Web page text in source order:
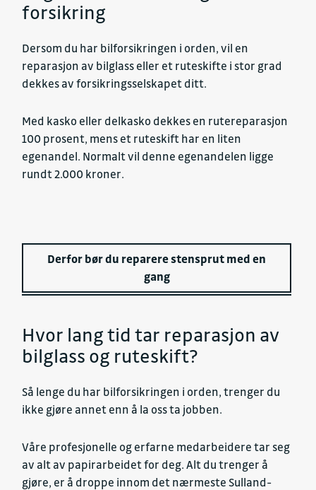
forsikring
Dersom du har bilforsikringen i orden, vil en
reparasjon av bilglass eller et ruteskifte i stor grad
dekkes av forsikringsselskapet ditt.
Med kasko eller delkasko dekkes en rutereparasjon
100 prosent, mens et ruteskift har en liten
egenandel. Normalt vil denne egenandelen ligge
rundt 2.000 kroner.
Derfor bør du reparere stensprut med en
gang
Hvor lang tid tar reparasjon av
bilglass og ruteskift?
Så lenge du har bilforsikringen i orden, trenger du
ikke gjøre annet enn å la oss ta jobben.
Våre profesjonelle og erfarne medarbeidere tar seg
av alt av papirarbeidet for deg. Alt du trenger å
gjøre, er å droppe innom det nærmeste Sulland-